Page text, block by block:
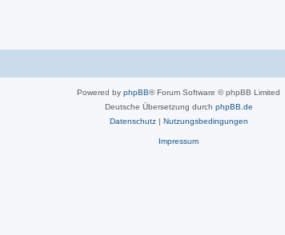
Powered by phpBB® Forum Software © phpBB Limited
Deutsche Übersetzung durch phpBB.de
Datenschutz| Nutzungsbedingungen
Impressum